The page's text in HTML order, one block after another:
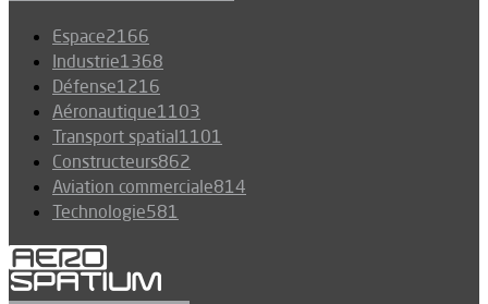
Espace2166
Industrie1368
Défense1216
Aéronautique1103
Transport spatial1101
Constructeurs862
Aviation commerciale814
Technologie581